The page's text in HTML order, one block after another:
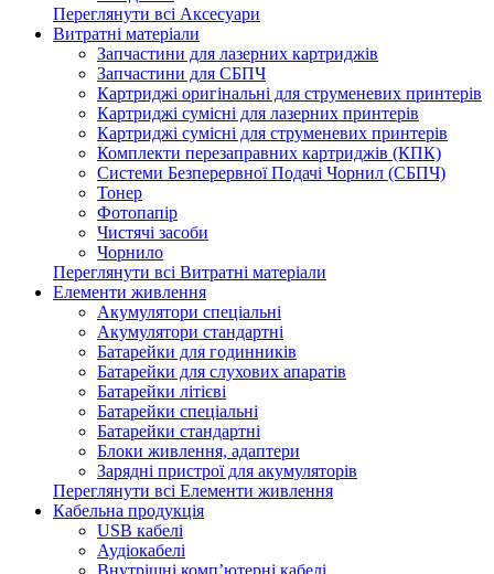
Переглянути всі Аксесуари
Витратні матеріали
Запчастини для лазерних картриджів
Запчастини для СБПЧ
Картриджі оригінальні для струменевих принтерів
Картриджі сумісні для лазерних принтерів
Картриджі сумісні для струменевих принтерів
Комплекти перезаправних картриджів (КПК)
Системи Безперервної Подачі Чорнил (СБПЧ)
Тонер
Фотопапір
Чистячі засоби
Чорнило
Переглянути всі Витратні матеріали
Елементи живлення
Акумулятори спеціальні
Акумулятори стандартні
Батарейки для годинників
Батарейки для слухових апаратів
Батарейки літієві
Батарейки спеціальні
Батарейки стандартні
Блоки живлення, адаптери
Зарядні пристрої для акумуляторів
Переглянути всі Елементи живлення
Кабельна продукція
USB кабелі
Аудіокабелі
Внутрішні комп’ютерні кабелі